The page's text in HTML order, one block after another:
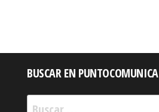
BUSCAR EN PUNTOCOMUNICA
Buscar: